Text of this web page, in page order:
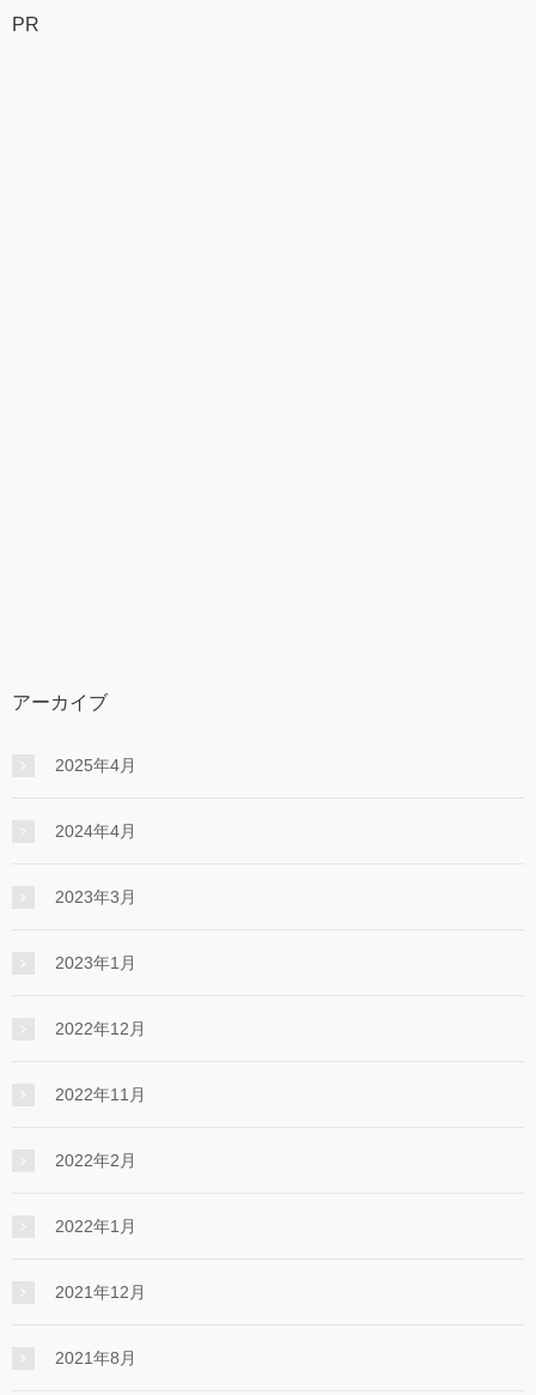
PR
アーカイブ
2025年4月
2024年4月
2023年3月
2023年1月
2022年12月
2022年11月
2022年2月
2022年1月
2021年12月
2021年8月